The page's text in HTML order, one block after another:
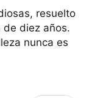
resuelto
de diez años.
nunca es